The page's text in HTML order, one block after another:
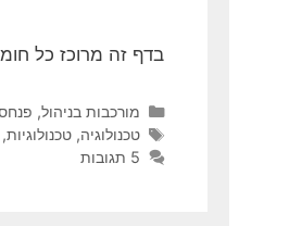
בדף זה מרוכז כל
קטגוריות
מורכבות בניהול,
תגיות
טכנולוגיה, טכנולוגיות,
5 תגובות